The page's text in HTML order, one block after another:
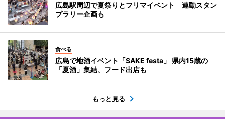
広島駅周辺で夏祭りとフリマイベント 連動スタン
プラリー企画も
食べる
広島で地酒イベント「SAKE festa」 県内15蔵の
「夏酒」集結、フード出店も
もっと見る